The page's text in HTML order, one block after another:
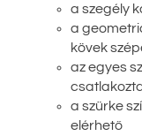
a szegély
a
kövek
az egyes
a szürke
elérhető